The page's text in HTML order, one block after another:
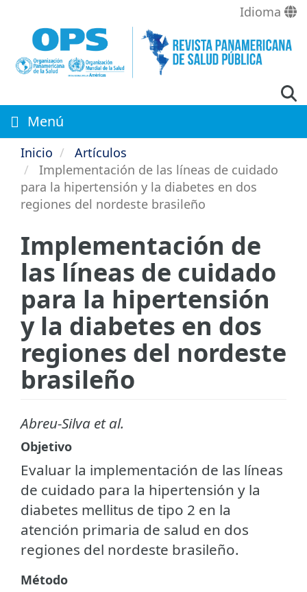
contenido
principal
Idioma
Menú
Inicio
Artículos
Implementación de las líneas de cuidado
para la hipertensión y la diabetes en dos
regiones del nordeste brasileño
Implementación de
las líneas de cuidado
para la hipertensión
y la diabetes en dos
regiones del nordeste
brasileño
Abreu-Silva et al.
Objetivo
Evaluar la implementación de las líneas
de cuidado para la hipertensión y la
diabetes mellitus de tipo 2 en la
atención primaria de salud en dos
regiones del nordeste brasileño.
Método